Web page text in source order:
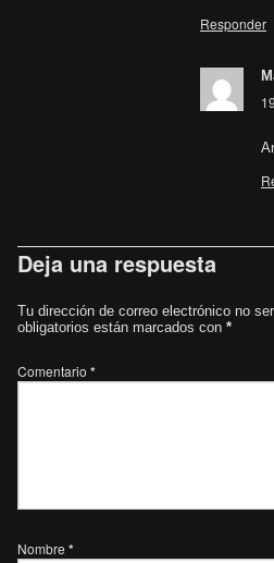
Responder
Deja una respuesta
Tu dirección de correo electrónico no
obligatorios están marcados con *
Comentario *
Nombre *